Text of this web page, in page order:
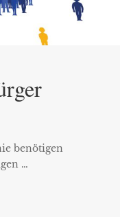
benötigen
…